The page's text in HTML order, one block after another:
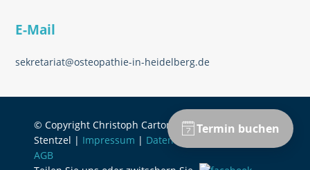
E-Mail
sekretariat@osteopathie-in-heidelberg.de
© Copyright Christoph Carton & Jonathan
Stentzel | Impressum | Datenschutzerklärung
AGB